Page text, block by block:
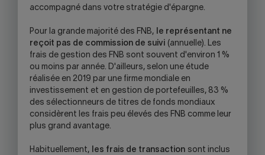
accompagné dans votre stratégie d'épargne.
Pour la grande majorité des FNB,
le représentant ne
reçoit pas de commission de suivi (annuelle). Les
frais de gestion des FNB sont souvent d'environ 1 %
ou moins par année. D'ailleurs, selon une étude
réalisée en 2019 par une firme mondiale en
investissement et en gestion de portefeuilles, 83 %
des sélectionneurs de titres de fonds mondiaux
considèrent les frais peu élevés des FNB comme leur
plus grand avantage.
Habituellement, les frais de transaction sont inclus